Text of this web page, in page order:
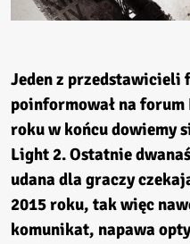
Jeden z przedstawicieli
poinformował na forum
roku w końcu dowiemy
Light 2. Ostatnie
udana dla graczy
2015 roku, tak więc
komunikat, napawa